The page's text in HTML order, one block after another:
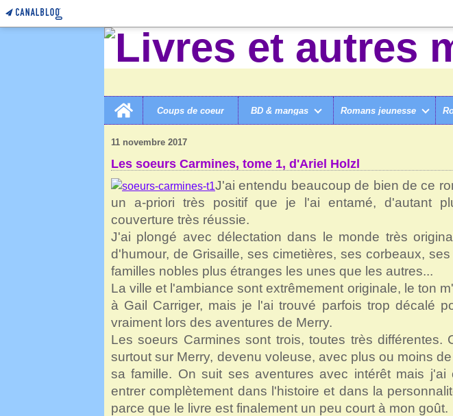
Home
Coups de coeur
BD & mangas Romans jeunesse
LIVRES ET AUTRES MERVEILLES! > 3B ROMANS COLLÈGE ET + > LES SOEURS CARMINES,
11 novembre 2017
Les soeurs Carmines, tome 1, d'Ariel Holzl
J'ai entendu beaucoup de bien de ce
un a-priori très positif que je l'ai entamé, d'autant
couverture très réussie.
J'ai plongé avec délectation dans le monde très
d'humour, de Grisaille, ses cimetières, ses corbeaux,
familles nobles plus étranges les unes que les autres...
La ville et l'ambiance sont extrêmement originale, le ton
à Gail Carriger, mais je l'ai trouvé parfois trop décalé
vraiment lors des aventures de Merry.
Les soeurs Carmines sont trois, toutes très différentes.
surtout sur Merry, devenu voleuse, avec plus ou moins
sa famille. On suit ses aventures avec intérêt mais
entrer complètement dans l'histoire et dans la
parce que le livre est finalement un peu court à mon goût.